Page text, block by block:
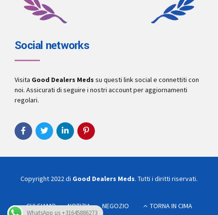
Social networks
Visita Good Dealers Meds su questi link social e connettiti con
noi. Assicurati di seguire i nostri account per aggiornamenti
regolari.
Copyright 2022 di Good Dealers Meds. Tutti i diritti riservati.
CHI SIAMO NOTIZIA NEGOZIO TORNA IN CIMA
WhatsApp us +31645886273